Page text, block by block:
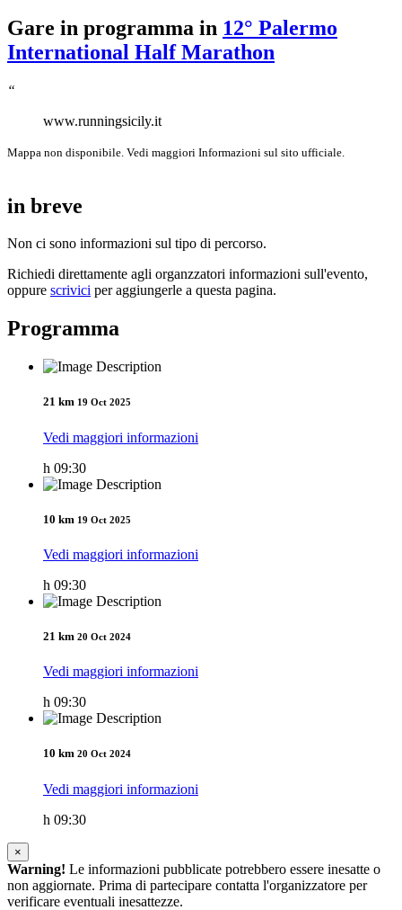
Gare in programma in 12° Palermo
International Half Marathon
“
www.runningsicily.it
Mappa non disponibile. Vedi maggiori Informazioni sul sito ufficiale.
in breve
Non ci sono informazioni sul tipo di percorso.
Richiedi direttamente agli organzzatori informazioni sull'evento,
oppure scrivici per aggiungerle a questa pagina.
Programma
21 km 19 Oct 2025
Vedi maggiori informazioni
h 09:30
10 km 19 Oct 2025
Vedi maggiori informazioni
h 09:30
21 km 20 Oct 2024
Vedi maggiori informazioni
h 09:30
10 km 20 Oct 2024
Vedi maggiori informazioni
h 09:30
×
Warning! Le informazioni pubblicate potrebbero essere inesatte o
non aggiornate. Prima di partecipare contatta l'organizzatore per
verificare eventuali inesattezze.